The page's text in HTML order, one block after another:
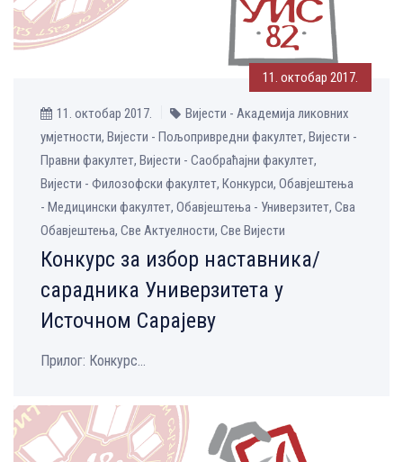
11. октобар 2017.
11. октобар 2017.
Вијести - Академија ликовних
умјетности, Вијести - Пољопривредни факултет, Вијести -
Правни факултет, Вијести - Саобраћајни факултет,
Вијести - Филозофски факултет, Конкурси, Обавјештења
- Медицински факултет, Обавјештења - Универзитет, Сва
Обавјештења, Све Aктуелности, Све Вијести
Конкурс за избор наставника/
сарадника Универзитета у
Источном Сарајеву
Прилог: Конкурс...